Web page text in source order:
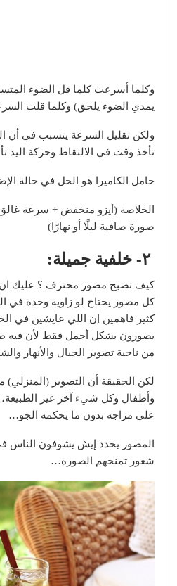
وكلما أسرعت كلما قل الضوء
يمدي الضوء يلحق) وكلما قلت
ولكن تقليل السرعة يتسبب في أن
تأخذ وقت في الالتقاط وحركة اليد
حامل الكاميرا هو الحل في حالة
الخلاصة (أيزو منخفض + سرعة غالق
صورة صافية ليلًا أو نهارًا)
٢- خلفية جميلة:
كيف تصبح مصور محترف ؟ عليك ان
كل مصور يحتاج لو زاوية وحدة في
كثير فاهمين إن اللي عايشين في
يصورون بشكل أجمل فقط لأن فيه
من ناحية تصوير الجبال والأنهار
لكن الحقيقة أن التصوير (المنزلي)
وأطفال وكل شيء آخر غير
على مزاجه بدون ما يحكمه الجو…
المصور يحدد إيش يشوفون الناس
شعور تمنحهم الصورة…